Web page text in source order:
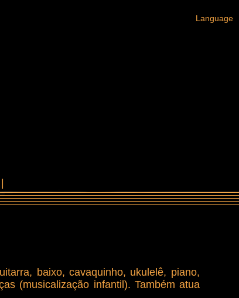
Language
|
baixo, cavaquinho, ukulelê, piano,
(musicalização infantil). Também atua